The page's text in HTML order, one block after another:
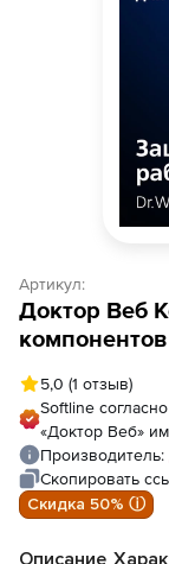
Артикул:
Доктор Веб
5,0 (1 отзыв)
Softline
«Доктор Веб»
Производитель:
Скопировать
Скидка 50% ⓘ
Описание